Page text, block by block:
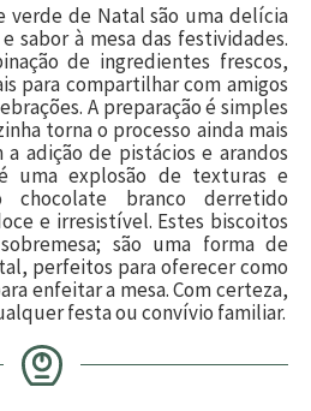
verde de Natal são uma delícia
sabor à mesa das festividades.
de ingredientes frescos,
para compartilhar com amigos
A preparação é simples
torna o processo ainda mais
adição de pistácios e arandos
uma explosão de texturas e
chocolate branco derretido
e irresistível. Estes biscoitos
são uma forma de
perfeitos para oferecer como
enfeitar a mesa. Com certeza,
festa ou convívio familiar.